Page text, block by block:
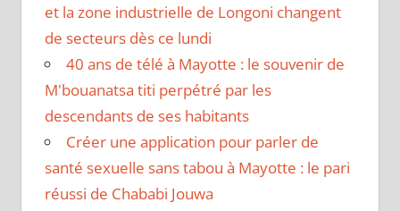
et la zone industrielle de Longoni changent
de secteurs dès ce lundi
40 ans de télé à Mayotte : le souvenir de
M'bouanatsa titi perpétré par les
descendants de ses habitants
Créer une application pour parler de
santé sexuelle sans tabou à Mayotte : le pari
réussi de Chababi Jouwa